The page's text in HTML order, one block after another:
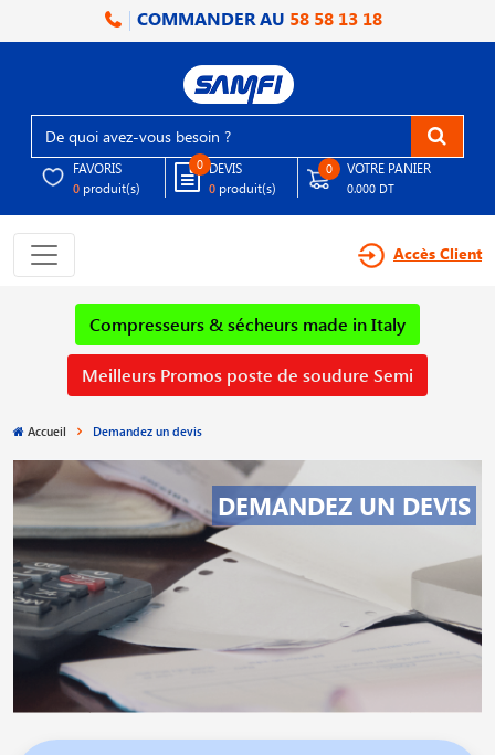
COMMANDER AU 58 58 13 18
FAVORIS
0 produit(s)
0 DEVIS
0 produit(s)
0 VOTRE PANIER
0.000 DT
Accès Client
Compresseurs & sécheurs made in Italy
Meilleurs Promos poste de soudure Semi
Accueil Demandez un devis
DEMANDEZ UN DEVIS